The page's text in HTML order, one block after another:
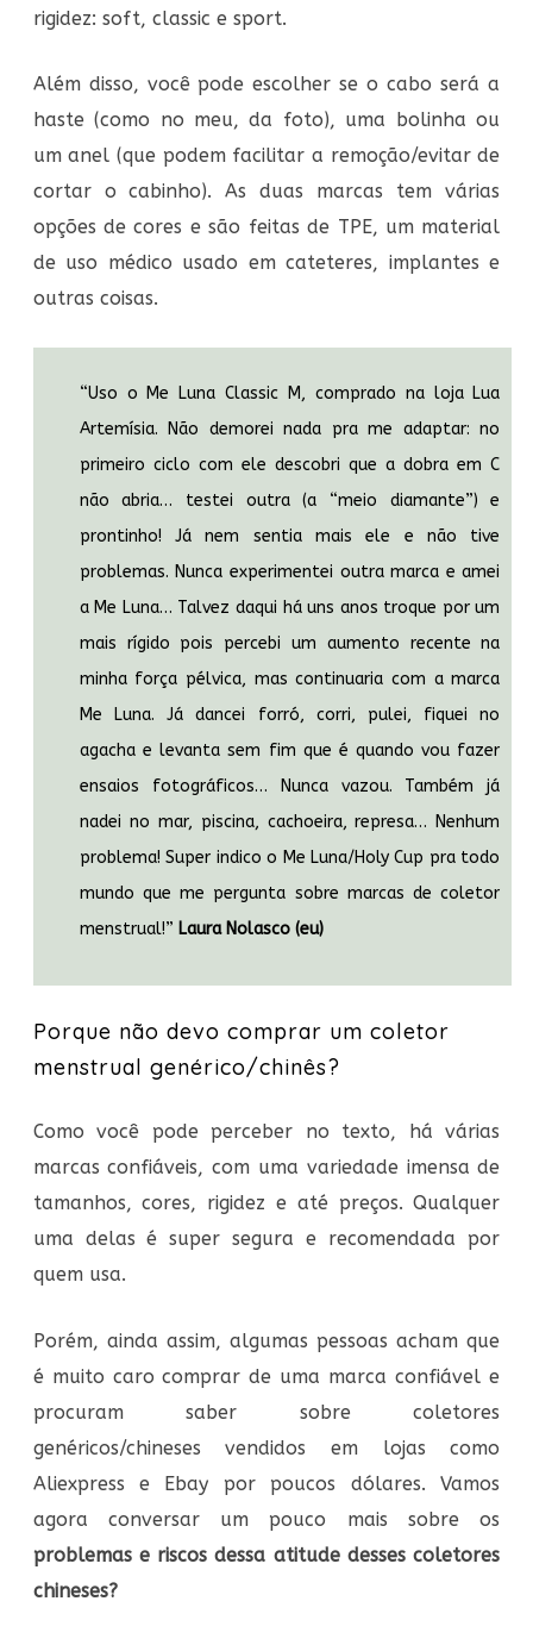
rigidez: soft, classic e sport.
Além disso, você pode escolher se o cabo será a
haste (como no meu, da foto), uma bolinha ou
um anel (que podem facilitar a remoção/evitar de
cortar o cabinho). As duas marcas tem várias
opções de cores e são feitas de TPE, um material
de uso médico usado em cateteres, implantes e
outras coisas.
“Uso o Me Luna Classic M, comprado na loja Lua
Artemísia. Não demorei nada pra me adaptar: no
primeiro ciclo com ele descobri que a dobra em C
não abria… testei outra (a “meio diamante”) e
prontinho! Já nem sentia mais ele e não tive
problemas. Nunca experimentei outra marca e amei
a Me Luna… Talvez daqui há uns anos troque por um
mais rígido pois percebi um aumento recente na
minha força pélvica, mas continuaria com a marca
Me Luna. Já dancei forró, corri, pulei, fiquei no
agacha e levanta sem fim que é quando vou fazer
ensaios fotográficos… Nunca vazou. Também já
nadei no mar, piscina, cachoeira, represa… Nenhum
problema! Super indico o Me Luna/Holy Cup pra todo
mundo que me pergunta sobre marcas de coletor
menstrual!” Laura Nolasco (eu)
Porque não devo comprar um coletor
menstrual genérico/chinês?
Como você pode perceber no texto, há várias
marcas confiáveis, com uma variedade imensa de
tamanhos, cores, rigidez e até preços. Qualquer
uma delas é super segura e recomendada por
quem usa.
Porém, ainda assim, algumas pessoas acham que
é muito caro comprar de uma marca confiável e
procuram saber sobre coletores
genéricos/chineses vendidos em lojas como
Aliexpress e Ebay por poucos dólares. Vamos
agora conversar um pouco mais sobre os
problemas e riscos dessa atitude desses coletores
chineses?